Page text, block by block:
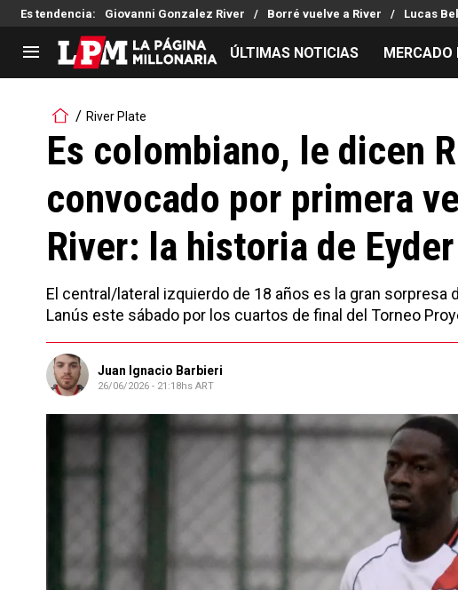
Es tendencia: Giovanni Gonzalez River Borré vuelve a River Lucas
LIGA PROFESIONAL
Noticias
Tabla de posiciones
Reserva
Copa Sudamericana
Copa Argentina
Selección Argentina
Mercado
Análisis
Chacho
Ex River
ÚLTIMAS NOTICIAS MERCADO
River Plate
Es colombiano, le dicen
convocado por primera
River: la historia de
El central/lateral izquierdo de 18 años es la gran sorpresa
Lanús este sábado por los cuartos de final del Torneo
Juan Ignacio Barbieri
26/06/2026 - 21:18hs ART